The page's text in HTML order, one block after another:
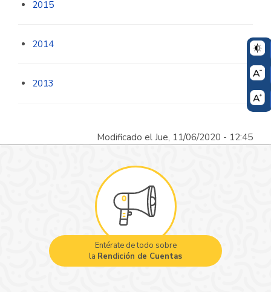
2015
2014
2013
Modificado el Jue, 11/06/2020 - 12:45
Entérate de todo sobre
la Rendición de Cuentas